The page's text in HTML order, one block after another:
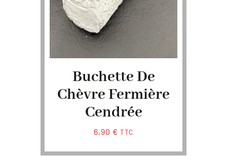
Buchette De
Chèvre Fermière
Cendrée
6,90 € TTC